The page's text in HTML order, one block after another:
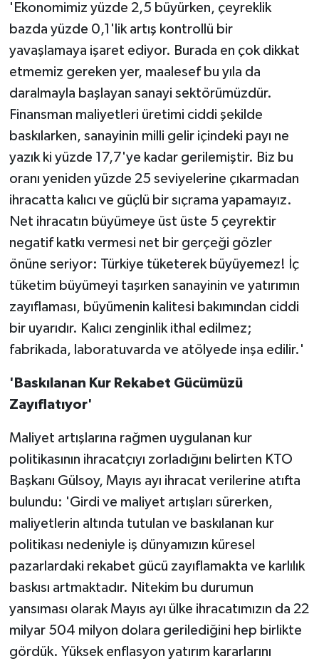
'Ekonomimiz yüzde 2,5 büyürken, çeyreklik
bazda yüzde 0,1'lik artış kontrollü bir
yavaşlamaya işaret ediyor. Burada en çok dikkat
etmemiz gereken yer, maalesef bu yıla da
daralmayla başlayan sanayi sektörümüzdür.
Finansman maliyetleri üretimi ciddi şekilde
baskılarken, sanayinin milli gelir içindeki payı ne
yazık ki yüzde 17,7'ye kadar gerilemiştir. Biz bu
oranı yeniden yüzde 25 seviyelerine çıkarmadan
ihracatta kalıcı ve güçlü bir sıçrama yapamayız.
Net ihracatın büyümeye üst üste 5 çeyrektir
negatif katkı vermesi net bir gerçeği gözler
önüne seriyor: Türkiye tüketerek büyüyemez! İç
tüketim büyümeyi taşırken sanayinin ve yatırımın
zayıflaması, büyümenin kalitesi bakımından ciddi
bir uyarıdır. Kalıcı zenginlik ithal edilmez;
fabrikada, laboratuvarda ve atölyede inşa edilir.'
'Baskılanan Kur Rekabet Gücümüzü
Zayıflatıyor'
Maliyet artışlarına rağmen uygulanan kur
politikasının ihracatçıyı zorladığını belirten KTO
Başkanı Gülsoy, Mayıs ayı ihracat verilerine atıfta
bulundu: 'Girdi ve maliyet artışları sürerken,
maliyetlerin altında tutulan ve baskılanan kur
politikası nedeniyle iş dünyamızın küresel
pazarlardaki rekabet gücü zayıflamakta ve karlılık
baskısı artmaktadır. Nitekim bu durumun
yansıması olarak Mayıs ayı ülke ihracatımızın da 22
milyar 504 milyon dolara gerilediğini hep birlikte
gördük. Yüksek enflasyon yatırım kararlarını